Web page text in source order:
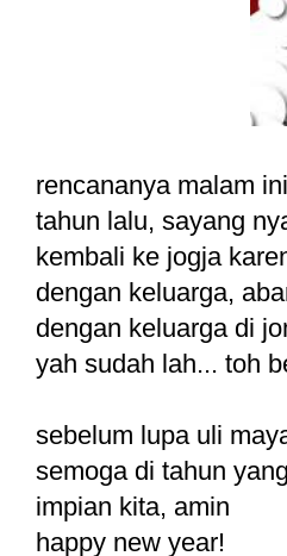
rencananya malam
tahun lalu, sayang
kembali ke jogja
dengan keluarga,
dengan keluarga di
yah sudah lah... toh
sebelum lupa uli
semoga di tahun
impian kita, amin
happy new year!